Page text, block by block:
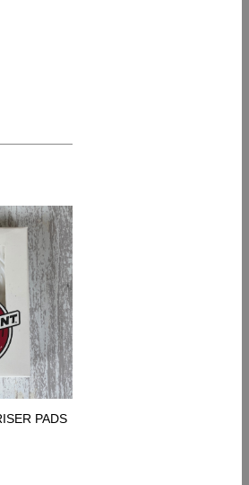
PADS